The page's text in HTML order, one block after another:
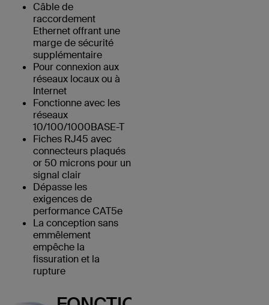
Câble de
raccordement
Ethernet offrant une
marge de sécurité
supplémentaire
Pour connexion aux
réseaux locaux ou à
Internet
Fonctionne avec les
réseaux
10/100/1000BASE-T
Fiches RJ45 avec
connecteurs plaqués
or 50 microns pour un
signal clair
Dépasse les
exigences de
performance CAT5e
La conception sans
emmêlement
empêche la
fissuration et la
rupture